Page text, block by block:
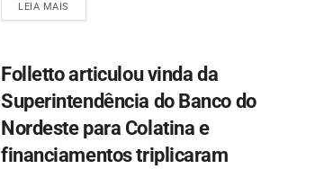
LEIA MAIS
Folletto articulou vinda da
Superintendência do Banco do
Nordeste para Colatina e
financiamentos triplicaram